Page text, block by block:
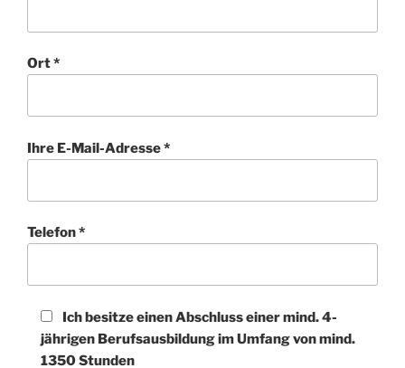
Ort *
Ihre E-Mail-Adresse *
Telefon *
Ich besitze einen Abschluss einer mind. 4-
jährigen Berufsausbildung im Umfang von mind.
1350 Stunden